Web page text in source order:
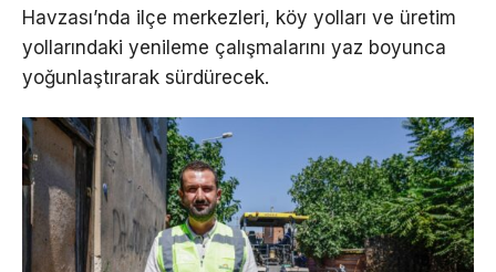
Havzası’nda ilçe merkezleri, köy yolları ve üretim
yollarındaki yenileme çalışmalarını yaz boyunca
yoğunlaştırarak sürdürecek.